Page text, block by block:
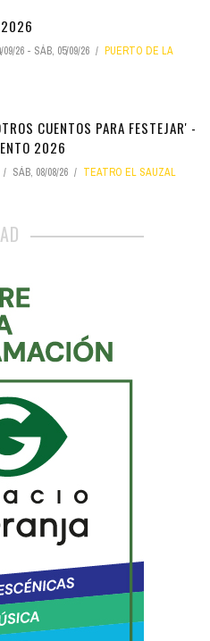
2026
26 - SÁB, 05/09/26
PUERTO DE LA
CUENTOS PARA FESTEJAR' -
2026
SÁB, 08/08/26 TEATRO EL SAUZAL
AD